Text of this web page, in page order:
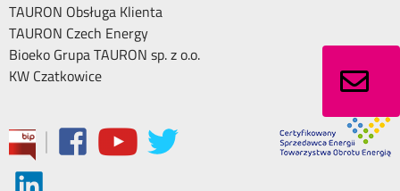
TAURON Obsługa Klienta
TAURON Czech Energy
Bioeko Grupa TAURON sp. z o.o.
KW Czatkowice
|